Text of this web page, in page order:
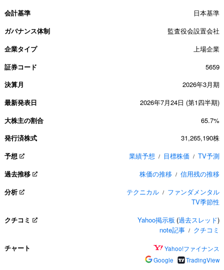
会計基準
日本基準
ガバナンス体制
監査役会設置会社
企業タイプ
上場企業
証券コード
5659
決算月
2026年3月期
最新発表日
2026年7月24日 (第1四半期)
大株主の割合
65.7%
発行済株式
31,265,190株
予想
業績予想 / 目標株価 / TV予測
過去推移
株価の推移 / 信用残の推移
分析
テクニカル / ファンダメンタル
TV季節性
クチコミ
Yahoo掲示板 (過去スレッド)
note記事 / クチコミ
チャート
Yahoo!ファイナンス
Google
TradingView